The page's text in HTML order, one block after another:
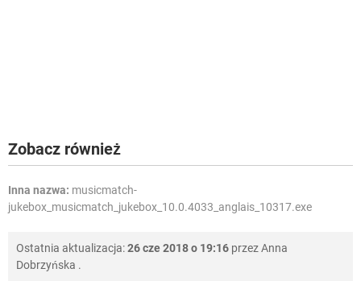
Zobacz również
Inna nazwa: musicmatch-
jukebox_musicmatch_jukebox_10.0.4033_anglais_10317.exe
Ostatnia aktualizacja:26 cze 2018 o 19:16 przezAnna
Dobrzyńska .